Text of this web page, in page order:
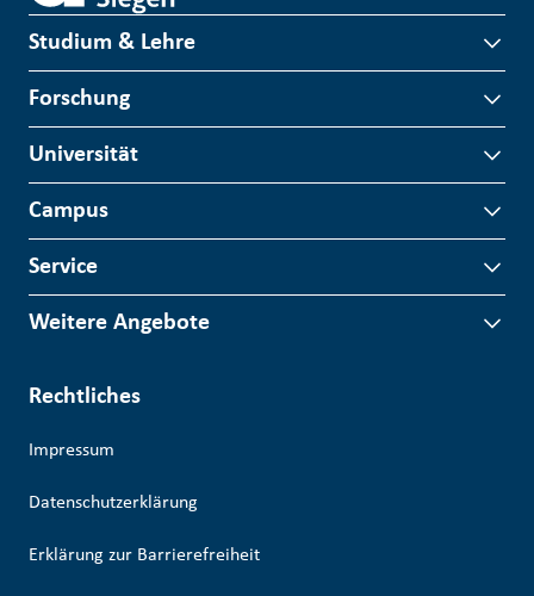
Studium & Lehre
Forschung
Universität
Campus
Service
Weitere Angebote
Rechtliches
Impressum
Datenschutzerklärung
Erklärung zur Barrierefreiheit